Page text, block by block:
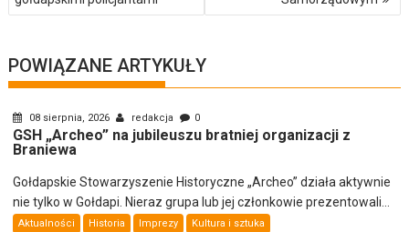
POWIĄZANE ARTYKUŁY
08 sierpnia, 2026 redakcja 0
GSH „Archeo” na jubileuszu bratniej organizacji z
Braniewa
Gołdapskie Stowarzyszenie Historyczne „Archeo” działa aktywnie
nie tylko w Gołdapi. Nieraz grupa lub jej członkowie prezentowali...
Aktualności Historia Imprezy Kultura i sztuka